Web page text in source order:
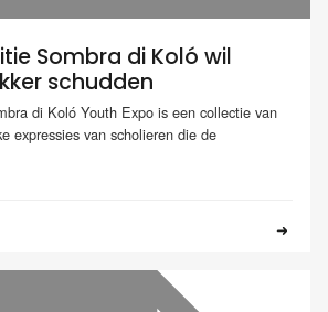
Sombra di Koló wil
schudden
di Koló Youth Expo is een collectie van
expressies van scholieren die de